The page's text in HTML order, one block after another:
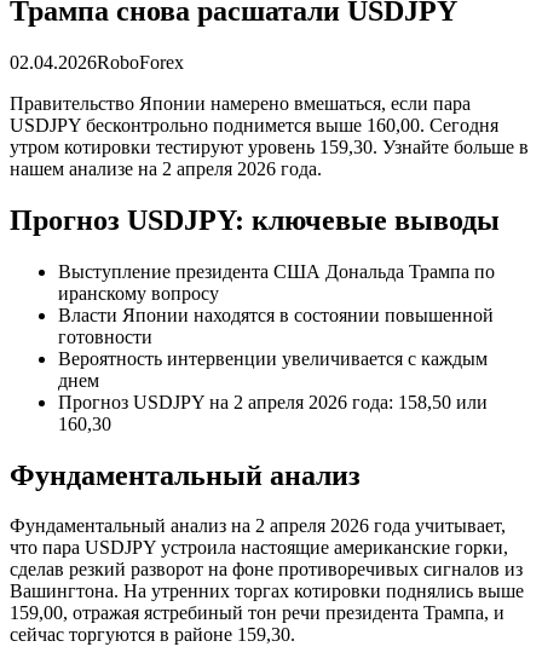
Трампа снова расшатали USDJPY
02.04.2026RoboForex
Правительство Японии намерено вмешаться, если пара
USDJPY бесконтрольно поднимется выше 160,00. Сегодня
утром котировки тестируют уровень 159,30. Узнайте больше в
нашем анализе на 2 апреля 2026 года.
Прогноз USDJPY: ключевые выводы
Выступление президента США Дональда Трампа по
иранскому вопросу
Власти Японии находятся в состоянии повышенной
готовности
Вероятность интервенции увеличивается с каждым
днем
Прогноз USDJPY на 2 апреля 2026 года: 158,50 или
160,30
Фундаментальный анализ
Фундаментальный анализ на 2 апреля 2026 года учитывает,
что пара USDJPY устроила настоящие американские горки,
сделав резкий разворот на фоне противоречивых сигналов из
Вашингтона. На утренних торгах котировки поднялись выше
159,00, отражая ястребиный тон речи президента Трампа, и
сейчас торгуются в районе 159,30.